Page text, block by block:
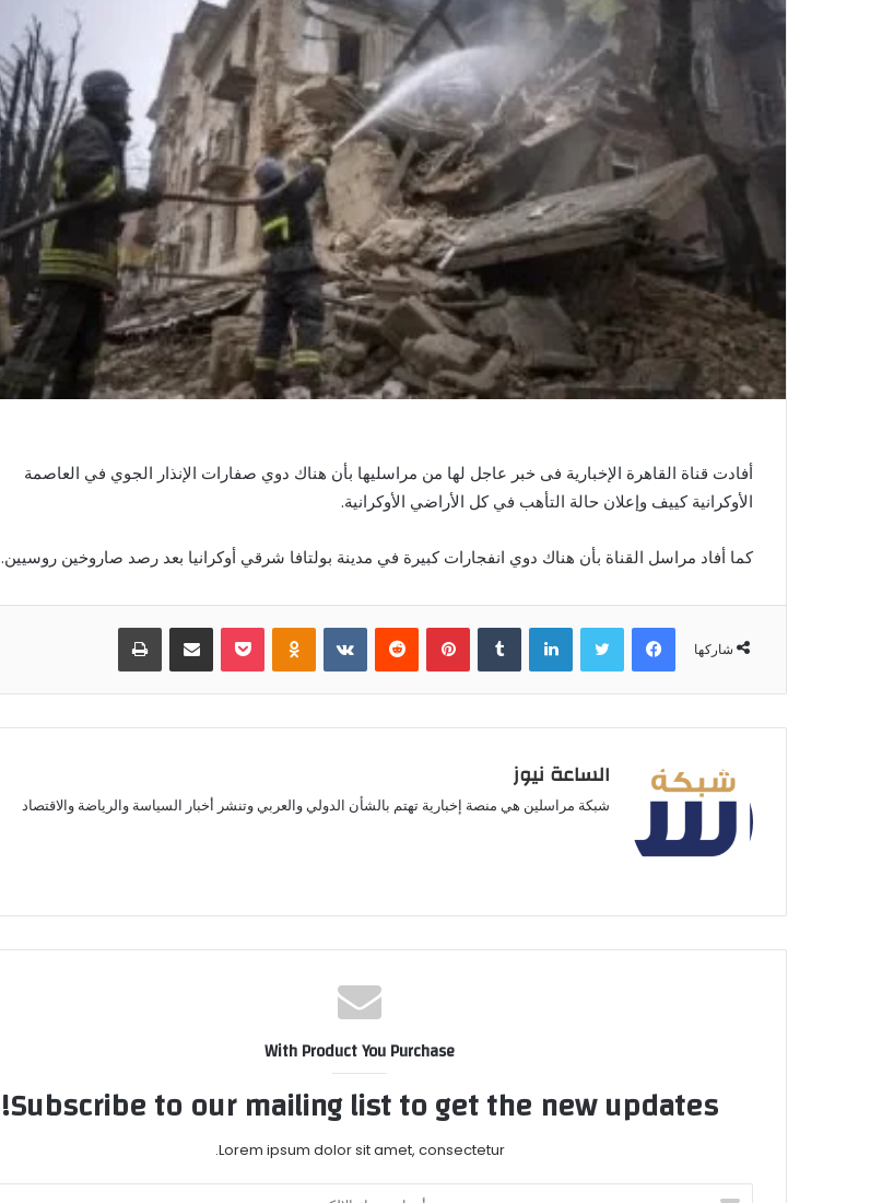
أفادت قناة القاهرة الإخبارية فى خبر عاجل لها من مراسليها بأن هناك دوي صفارات الإنذار الجوي في العاصمة
الأوكرانية كييف وإعلان حالة التأهب في كل الأراضي الأوكرانية.
كما أفاد مراسل القناة بأن هناك دوي انفجارات كبيرة في مدينة بولتافا شرقي أوكرانيا بعد رصد صاروخين روسيين.
شاركها
فيسبوكتويتر لينكدإن بينتيريست Odnoklassniki
بوكيت مشاركة عبر البريد طباعة
الساعة نيوز
شبكة مراسلين هي منصة إخبارية تهتم بالشأن الدولي والعربي وتنشر أخبار السياسة والرياضة والاقتصاد
With Product You Purchase
Subscribe to our mailing list to get the new updates!
Lorem ipsum dolor sit amet, consectetur.
أدخل